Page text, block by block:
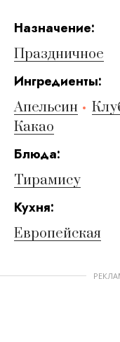
Hазначение:
Праздничное
Ингредиенты:
Апельсин
Какао
Блюда:
Тирамису
Кухня:
Европейская